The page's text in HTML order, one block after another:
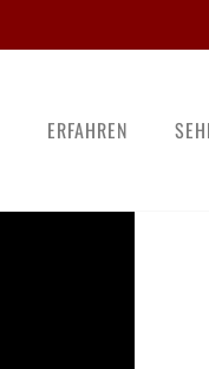
ERFAHREN